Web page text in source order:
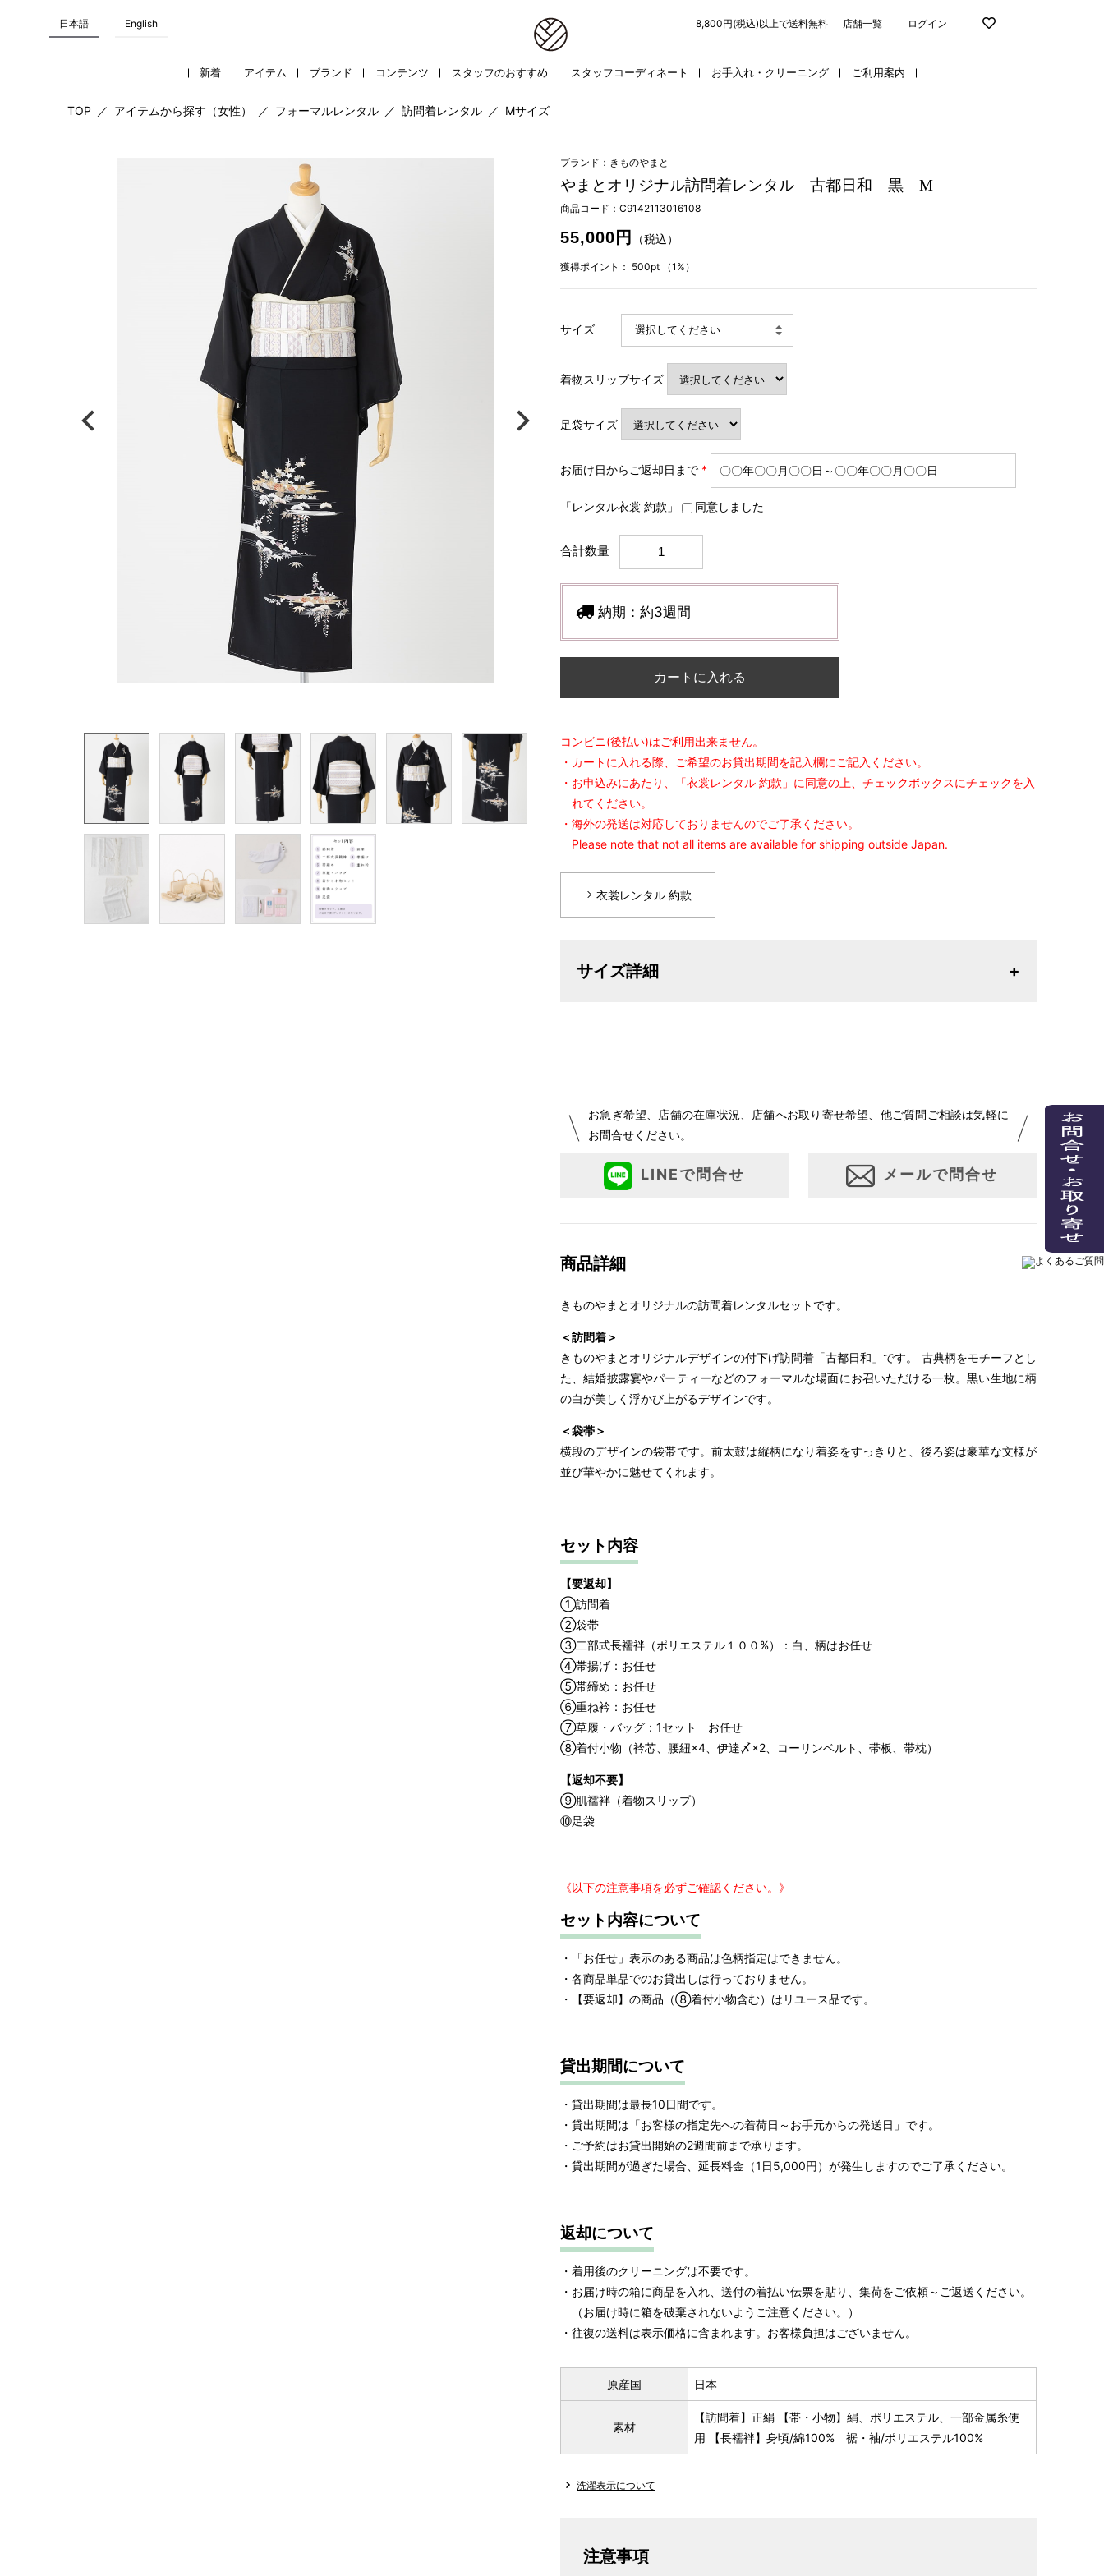
日本語 English ログイン
8,800円(税込)以上で送料無料 店舗一覧
新着 アイテム ブランド コンテンツ スタッフのおすすめ スタッフコーディネート お手入れ・クリーニング ご利用案内
TOP ／ アイテムから探す（女性） ／ フォーマルレンタル ／ 訪問着レンタル ／ Mサイズ
ブランド：きものやまと
やまとオリジナル訪問着レンタル 古都日和 黒 M
商品コード： C9142113016108
55,000円 （税込）
獲得ポイント： 500pt （1%）
サイズ
着物スリップサイズ
足袋サイズ
お届け日からご返却日まで *
「レンタル衣裳 約款」 同意しました
合計数量
納期： 約3週間
カートに入れる
コンビニ(後払い)はご利用出来ません。
・カートに入れる際、ご希望のお貸出期間を記入欄にご記入ください。
・お申込みにあたり、「衣裳レンタル 約款」に同意の上、チェックボックスにチェックを入
れてください。
・海外の発送は対応しておりませんのでご了承ください。
Please note that not all items are available for shipping outside Japan.
衣裳レンタル 約款
サイズ詳細
M
1 寸法は鯨尺（くじらじゃく）寸法です。もともと鯨のひげで作られた道具で測っていたの
で鯨尺と言います。
単位：１尺＝約38cm １寸＝約3.8cm １分＝約0.38cm
2 鯨尺寸法となりますので上表の cm はおおよその長さとなります。
お急ぎ希望、店舗の在庫状況、店舗へお取り寄せ希望、他ご質問ご相談は気軽に
お問合せください。
LINEで問合せ メールで問合せ
商品詳細
きものやまとオリジナルの訪問着レンタルセットです。
＜訪問着＞
きものやまとオリジナルデザインの付下げ訪問着「古都日和」です。 古典柄をモチーフとし
た、結婚披露宴やパーティーなどのフォーマルな場面にお召いただける一枚。黒い生地に柄
の白が美しく浮かび上がるデザインです。
＜袋帯＞
横段のデザインの袋帯です。前太鼓は縦柄になり着姿をすっきりと、後ろ姿は豪華な文様が
並び華やかに魅せてくれます。
セット内容
【要返却】
①訪問着
②袋帯
③二部式長襦袢（ポリエステル１００%）：白、柄はお任せ
④帯揚げ：お任せ
⑤帯締め：お任せ
⑥重ね衿：お任せ
⑦草履・バッグ：1セット お任せ
⑧着付小物（衿芯、腰紐×4、伊達〆×2、コーリンベルト、帯板、帯枕）
【返却不要】
⑨肌襦袢（着物スリップ）
⑩足袋
《以下の注意事項を必ずご確認ください。》
セット内容について
・「お任せ」表示のある商品は色柄指定はできません。
・各商品単品でのお貸出しは行っておりません。
・【要返却】の商品（⑧着付小物含む）はリユース品です。
貸出期間について
・貸出期間は最長10日間です。
・貸出期間は「お客様の指定先への着荷日～お手元からの発送日」です。
・ご予約はお貸出開始の2週間前まで承ります。
・貸出期間が過ぎた場合、延長料金（1日5,000円）が発生しますのでご了承ください。
返却について
・着用後のクリーニングは不要です。
・お届け時の箱に商品を入れ、送付の着払い伝票を貼り、集荷をご依頼～ご返送ください。
（お届け時に箱を破棄されないようご注意ください。）
・往復の送料は表示価格に含まれます。お客様負担はございません。
原産国 日本
素材
【訪問着】正絹 【帯・小物】絹、ポリエステル、一部金属糸使
用 【長襦袢】身頃/綿100% 裾・袖/ポリエステル100%
洗濯表示について
注意事項